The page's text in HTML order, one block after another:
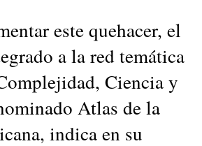
este quehacer, el
a la red temática
Ciencia y
Atlas de la
indica en su